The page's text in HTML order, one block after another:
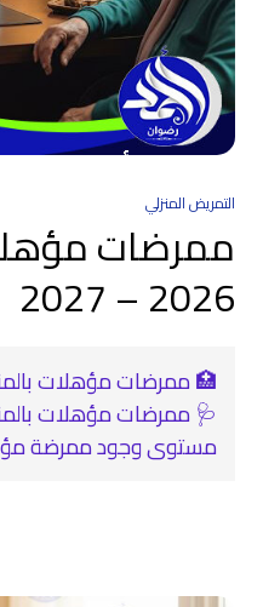
التمريض المنزلي
ممرضات
2026 – 2027
🩺 ممرضات مؤهلات
مستوى وجود ممرضة